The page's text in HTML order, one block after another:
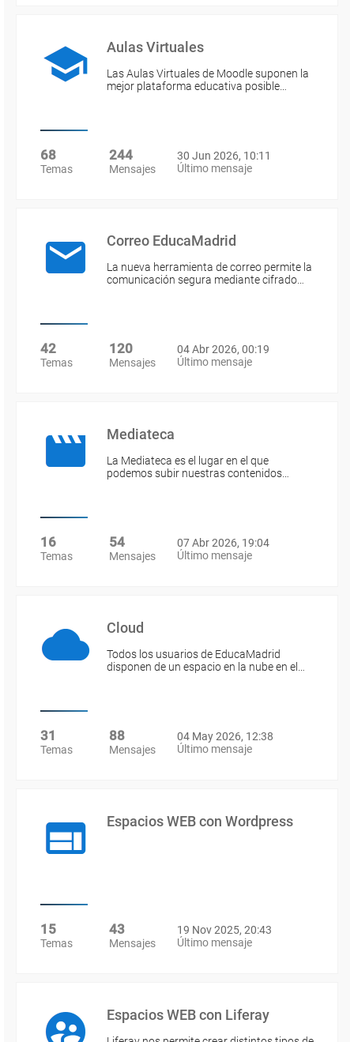
Aulas Virtuales
Las Aulas Virtuales de Moodle suponen la
mejor plataforma educativa posible…
68
Temas
244
Mensajes
30 Jun 2026, 10:11
Último mensaje
Correo EducaMadrid
La nueva herramienta de correo permite la
comunicación segura mediante cifrado…
42
Temas
120
Mensajes
04 Abr 2026, 00:19
Último mensaje
Mediateca
La Mediateca es el lugar en el que
podemos subir nuestras contenidos…
16
Temas
54
Mensajes
07 Abr 2026, 19:04
Último mensaje
Cloud
Todos los usuarios de EducaMadrid
disponen de un espacio en la nube en el…
31
Temas
88
Mensajes
04 May 2026, 12:38
Último mensaje
Espacios WEB con Wordpress
15
Temas
43
Mensajes
19 Nov 2025, 20:43
Último mensaje
Espacios WEB con Liferay